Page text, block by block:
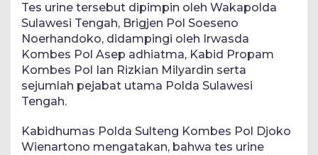
Tes urine tersebut dipimpin oleh Wakapolda
Sulawesi Tengah, Brigjen Pol Soeseno
Noerhandoko, didampingi oleh Irwasda
Kombes Pol Asep adhiatma, Kabid Propam
Kombes Pol Ian Rizkian Milyardin serta
sejumlah pejabat utama Polda Sulawesi
Tengah.
Kabidhumas Polda Sulteng Kombes Pol Djoko
Wienartono mengatakan, bahwa tes urine